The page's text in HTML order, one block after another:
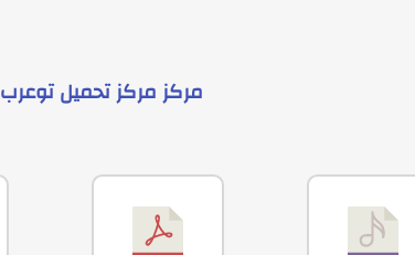
مركزمركز تحميل توعرب